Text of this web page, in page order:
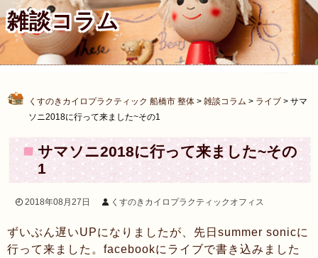
雑談コラム
くすのきカイロプラクティック 船橋市 整体 > 雑談コラム > ライブ > サマ
ソニ2018に行って来ました~その1
サマソニ2018に行って来ました~その
1
2018年08月27日 くすのきカイロプラクティックオフィス
ずいぶん遅いUPになりましたが、先日summer sonicに
行って来ました。facebookにライブで書き込みました